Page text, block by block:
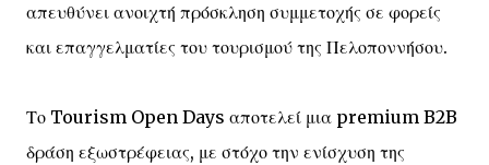
απευθύνει ανοιχτή πρόσκληση συμμετοχής σε φορείς
και επαγγελματίες του τουρισμού της Πελοποννήσου.
Το Tourism Open Days αποτελεί μια premium B2B
δράση εξωστρέφειας, με στόχο την ενίσχυση της